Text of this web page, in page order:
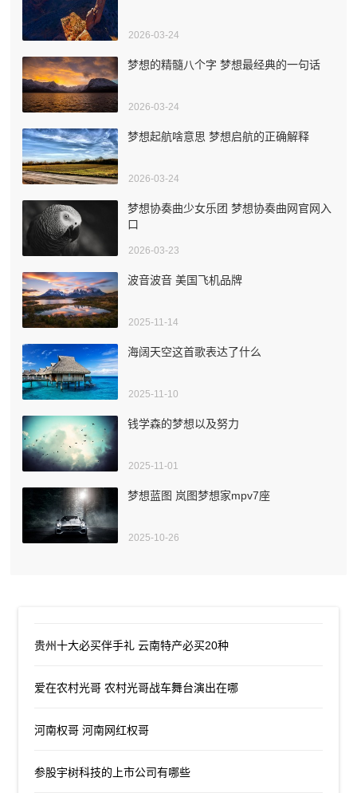
2026-03-24
梦想的精髓八个字 梦想最经典的一句话
2026-03-24
梦想起航啥意思 梦想启航的正确解释
2026-03-24
梦想协奏曲少女乐团 梦想协奏曲网官网入
口
2026-03-23
波音波音 美国飞机品牌
2025-11-14
海阔天空这首歌表达了什么
2025-11-10
钱学森的梦想以及努力
2025-11-01
梦想蓝图 岚图梦想家mpv7座
2025-10-26
贵州十大必买伴手礼 云南特产必买20种
爱在农村光哥 农村光哥战车舞台演出在哪
河南权哥 河南网红权哥
参股宇树科技的上市公司有哪些